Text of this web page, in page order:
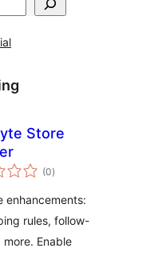
Store
(0საერთო
რეიტინგი
)
enhancements:
rules, follow-
Enable